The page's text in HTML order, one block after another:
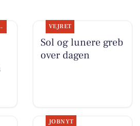
VEJRET
Sol og lunere greb
over dagen
JOBNYT